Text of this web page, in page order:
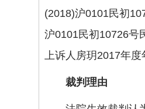
(2018)沪0101民初
沪0101民初10726号
上诉人房玥2017年
裁判理由